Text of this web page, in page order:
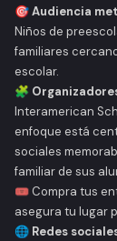
🎯 Audiencia
Niños de
familiares
escolar.
🧩
Interamerican
enfoque está
sociales
familiar de sus
🎟️ Compra tus
asegura tu lugar
🌐 Redes